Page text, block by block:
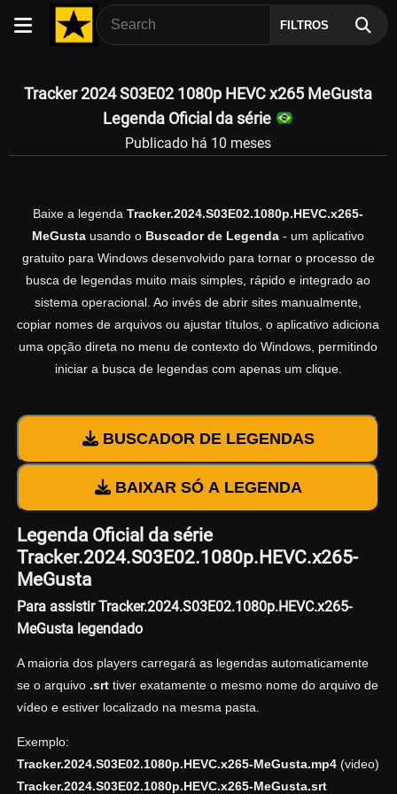
FILTROS
Tracker 2024 S03E02 1080p HEVC x265 MeGusta
Legenda Oficial da série
Publicado há 10 meses
Baixe a legenda Tracker.2024.S03E02.1080p.HEVC.x265-
MeGusta usando o Buscador de Legenda - um aplicativo
gratuito para Windows desenvolvido para tornar o processo de
busca de legendas muito mais simples, rápido e integrado ao
sistema operacional. Ao invés de abrir sites manualmente,
copiar nomes de arquivos ou ajustar títulos, o aplicativo adiciona
uma opção direta no menu de contexto do Windows, permitindo
iniciar a busca de legendas com apenas um clique.
BUSCADOR DE LEGENDAS
BAIXAR SÓ A LEGENDA
Legenda Oficial da série
Tracker.2024.S03E02.1080p.HEVC.x265-
MeGusta
Para assistir Tracker.2024.S03E02.1080p.HEVC.x265-
MeGusta legendado
A maioria dos players carregará as legendas automaticamente
se o arquivo .srttiver exatamente o mesmo nome do arquivo de
vídeo e estiver localizado na mesma pasta.
Exemplo:
Tracker.2024.S03E02.1080p.HEVC.x265-MeGusta.mp4(video)
Tracker.2024.S03E02.1080p.HEVC.x265-MeGusta.srt